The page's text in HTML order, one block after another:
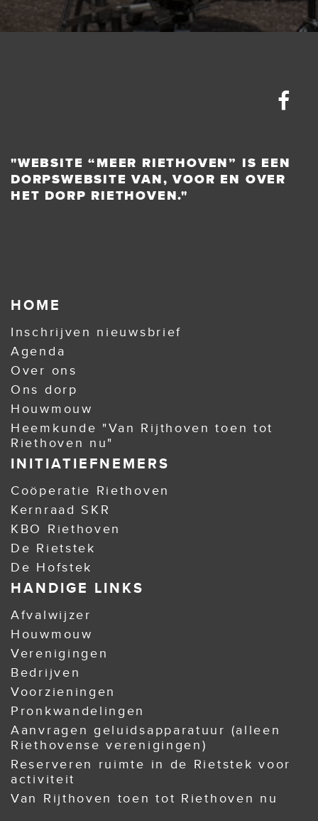
"WEBSITE “MEER RIETHOVEN” IS EEN
DORPSWEBSITE VAN, VOOR EN OVER
HET DORP RIETHOVEN."
HOME
Inschrijven nieuwsbrief
Agenda
Over ons
Ons dorp
Houwmouw
Heemkunde "Van Rijthoven toen tot
Riethoven nu"
INITIATIEFNEMERS
Coöperatie Riethoven
Kernraad SKR
KBO Riethoven
De Rietstek
De Hofstek
HANDIGE LINKS
Afvalwijzer
Houwmouw
Verenigingen
Bedrijven
Voorzieningen
Pronkwandelingen
Aanvragen geluidsapparatuur (alleen
Riethovense verenigingen)
Reserveren ruimte in de Rietstek voor
activiteit
Van Rijthoven toen tot Riethoven nu